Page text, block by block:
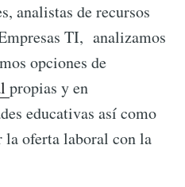
analistas de recursos
TI, analizamos
opciones de
propias y en
educativas así como
la oferta laboral con la